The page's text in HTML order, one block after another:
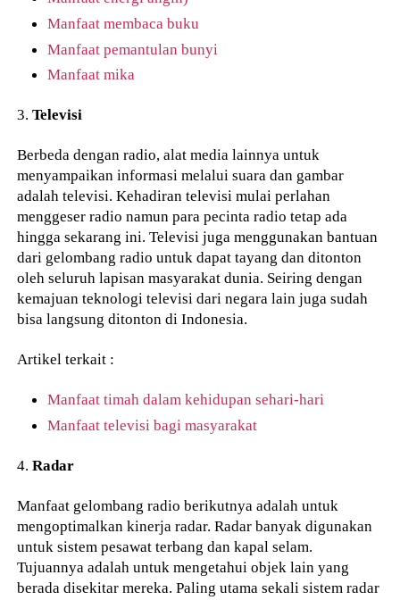
Manfaat membaca buku
Manfaat pemantulan bunyi
Manfaat mika
3.Televisi
Berbeda dengan radio, alat media lainnya untuk
menyampaikan informasi melalui suara dan gambar
adalah televisi. Kehadiran televisi mulai perlahan
menggeser radio namun para pecinta radio tetap ada
hingga sekarang ini. Televisi juga menggunakan bantuan
dari gelombang radio untuk dapat tayang dan ditonton
oleh seluruh lapisan masyarakat dunia. Seiring dengan
kemajuan teknologi televisi dari negara lain juga sudah
bisa langsung ditonton di Indonesia.
Artikel terkait :
Manfaat timah dalam kehidupan sehari-hari
Manfaat televisi bagi masyarakat
4.Radar
Manfaat gelombang radio berikutnya adalah untuk
mengoptimalkan kinerja radar. Radar banyak digunakan
untuk sistem pesawat terbang dan kapal selam.
Tujuannya adalah untuk mengetahui objek lain yang
berada disekitar mereka. Paling utama sekali sistem radar